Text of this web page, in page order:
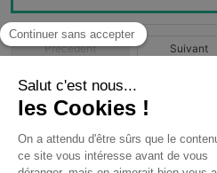
Précédent Suivant
1
© Michel Onfray 2016